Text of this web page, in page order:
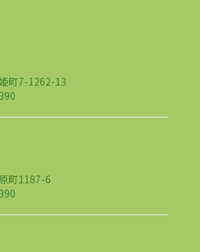
町7-1262-13
町1187-6